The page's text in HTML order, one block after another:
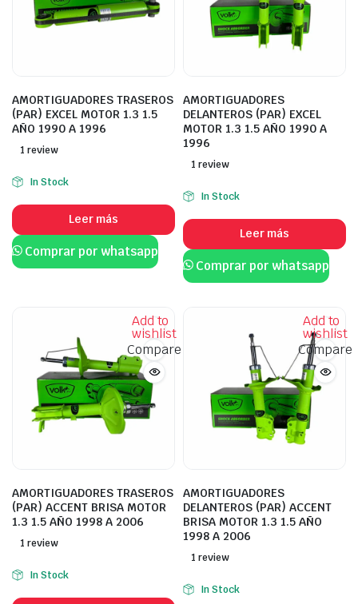
AMORTIGUADORES TRASEROS
(PAR) EXCEL MOTOR 1.3 1.5
AÑO 1990 A 1996
1 review
In Stock
Leer más
Comprar por whatsapp
AMORTIGUADORES
DELANTEROS (PAR) EXCEL
MOTOR 1.3 1.5 AÑO 1990 A
1996
1 review
In Stock
Leer más
Comprar por whatsapp
Add to
wishlist
Compare
AMORTIGUADORES TRASEROS
(PAR) ACCENT BRISA MOTOR
1.3 1.5 AÑO 1998 A 2006
1 review
In Stock
Add to
wishlist
Compare
AMORTIGUADORES
DELANTEROS (PAR) ACCENT
BRISA MOTOR 1.3 1.5 AÑO
1998 A 2006
1 review
In Stock